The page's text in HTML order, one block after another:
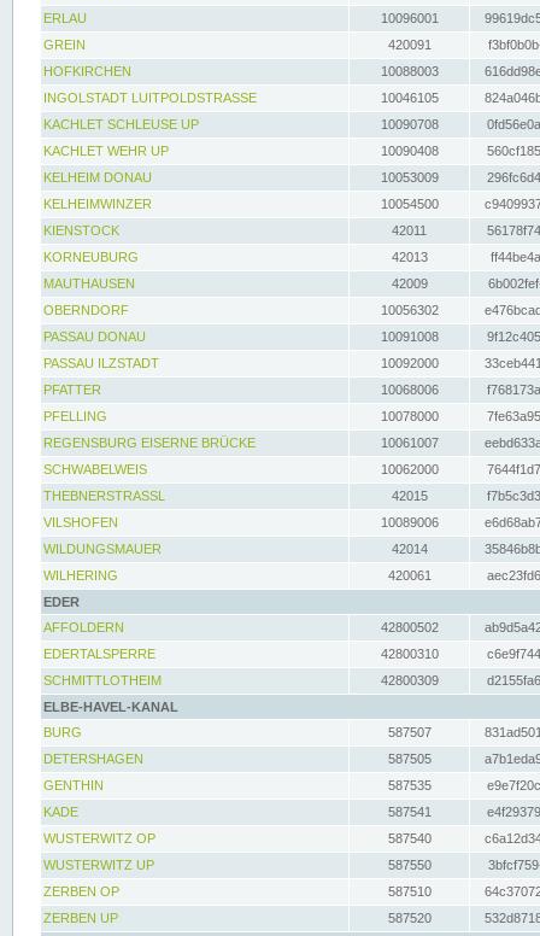
ERLAU
10096001
GREIN
420091
HOFKIRCHEN
10088003
INGOLSTADT LUITPOLDSTRASSE
10046105
KACHLET SCHLEUSE UP
10090708
KACHLET WEHR UP
10090408
KELHEIM DONAU
10053009
KELHEIMWINZER
10054500
KIENSTOCK
42011
KORNEUBURG
42013
MAUTHAUSEN
42009
OBERNDORF
10056302
PASSAU DONAU
10091008
PASSAU ILZSTADT
10092000
PFATTER
10068006
PFELLING
10078000
REGENSBURG EISERNE BRÜCKE
10061007
SCHWABELWEIS
10062000
THEBNERSTRASSL
42015
VILSHOFEN
10089006
WILDUNGSMAUER
42014
WILHERING
420061
EDER
AFFOLDERN
42800502
EDERTALSPERRE
42800310
SCHMITTLOTHEIM
42800309
ELBE-HAVEL-KANAL
BURG
587507
DETERSHAGEN
587505
GENTHIN
587535
KADE
587541
WUSTERWITZ OP
587540
WUSTERWITZ UP
587550
ZERBEN OP
587510
ZERBEN UP
587520